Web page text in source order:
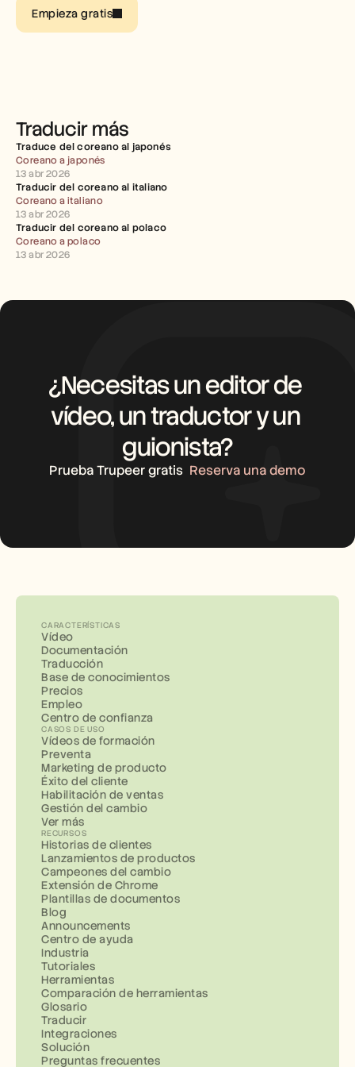
Empieza gratis
Traducir más
Traduce del coreano al japonés
Coreano a japonés
13 abr 2026
Traducir del coreano al italiano
Coreano a italiano
13 abr 2026
Traducir del coreano al polaco
Coreano a polaco
13 abr 2026
¿Necesitas un editor de
vídeo, un traductor y un
guionista?
Prueba Trupeer gratis Reserva una demo
CARACTERÍSTICAS
Vídeo
Documentación
Traducción
Base de conocimientos
Precios
Empleo
Centro de confianza
CASOS DE USO
Vídeos de formación
Preventa
Marketing de producto
Éxito del cliente
Habilitación de ventas
Gestión del cambio
Ver más
RECURSOS
Historias de clientes
Lanzamientos de productos
Campeones del cambio
Extensión de Chrome
Plantillas de documentos
Blog
Announcements
Centro de ayuda
Industria
Tutoriales
Herramientas
Comparación de herramientas
Glosario
Traducir
Integraciones
Solución
Preguntas frecuentes
Empleo